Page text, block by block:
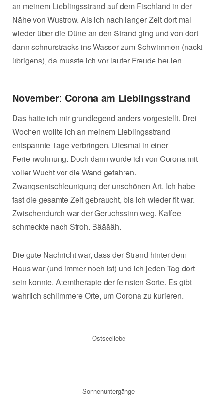
an meinem Lieblingsstrand auf dem Fischland in der
Nähe von Wustrow. Als ich nach langer Zeit dort mal
wieder über die Düne an den Strand ging und von dort
dann schnurstracks ins Wasser zum Schwimmen (nackt
übrigens), da musste ich vor lauter Freude heulen.
November: Corona am Lieblingsstrand
Das hatte ich mir grundlegend anders vorgestellt. Drei
Wochen wollte ich an meinem Lieblingsstrand
entspannte Tage verbringen. DIesmal in einer
Ferienwohnung. Doch dann wurde ich von Corona mit
voller Wucht vor die Wand gefahren.
Zwangsentschleunigung der unschönen Art. Ich habe
fast die gesamte Zeit gebraucht, bis ich wieder fit war.
Zwischendurch war der Geruchssinn weg. Kaffee
schmeckte nach Stroh. Bääääh.
Die gute Nachricht war, dass der Strand hinter dem
Haus war (und immer noch ist) und ich jeden Tag dort
sein konnte. Atemtherapie der feinsten Sorte. Es gibt
wahrlich schlimmere Orte, um Corona zu kurieren.
Ostseeliebe
Sonnenuntergänge